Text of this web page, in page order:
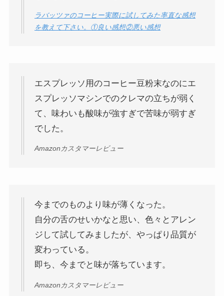
ラバッツァのコーヒー実際に試してみた率直な感想
を教えて下さい。①良い感想②悪い感想
エスプレッソ用のコーヒー豆粉末なのにエ
スプレッソマシンでのクレマの立ちが弱く
て、味わいも酸味が強すぎで苦味が弱すぎ
でした。
Amazonカスタマーレビュー
今までのものより味が薄くなった。
自分の舌のせいかなと思い、色々とアレン
ジして試してみましたが、やっぱり品質が
変わっている。
即ち、今までと味が落ちています。
Amazonカスタマーレビュー